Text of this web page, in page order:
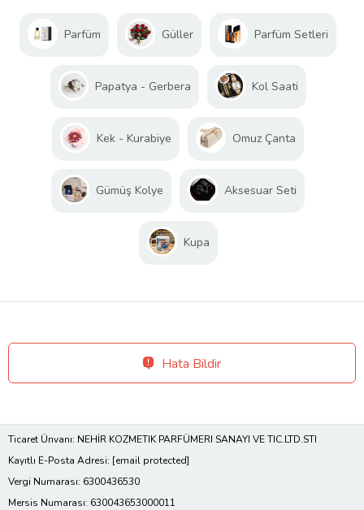
Parfüm Güller Parfüm Setleri
Papatya - Gerbera Kol Saati
Kek - Kurabiye Omuz Çanta
Gümüş Kolye Aksesuar Seti
Kupa
Hata Bildir
Ticaret Ünvanı: NEHİR KOZMETIK PARFÜMERI SANAYI VE TIC.LTD.STI
Kayıtlı E-Posta Adresi: [email protected]
Vergi Numarası: 6300436530
Mersis Numarası: 630043653000011